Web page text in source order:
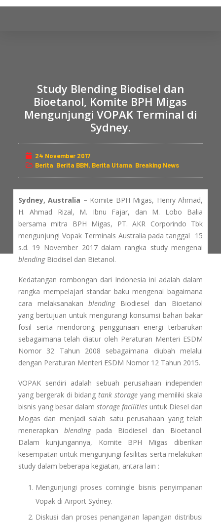
Study Blending Biodisel dan
Bioetanol, Komite BPH Migas
Mengunjungi VOPAK Terminal di
Sydney.
24 November 2017
Berita, Berita BBM, Berita Utama, Breaking News
Sydney, Australia – Komite BPH Migas, Henry Ahmad,
H. Ahmad Rizal, M. Ibnu Fajar, dan M. Lobo Balia
bersama mitra BPH Migas, PT. AKR Corporindo Tbk
mengunjungi Vopak Terminals Australia pada tanggal 15
s.d. 19 November 2017 dalam rangka study mengenai
blendingBiodisel dan Bietanol.
Kedatangan rombongan dari Indonesia ini adalah dalam
rangka mempelajari standar baku mengenai bagaimana
cara melaksanakanblending Biodiesel dan Bioetanol
yang bertujuan untuk mengurangi konsumsi bahan bakar
fosil serta mendorong penggunaan energi terbarukan
sebagaimana telah diatur oleh Peraturan Menteri ESDM
Nomor 32 Tahun 2008 sebagaimana diubah melalui
dengan Peraturan Menteri ESDM Nomor 12 Tahun 2015.
VOPAK sendiri adalah sebuah perusahaan independen
yang bergerak di bidang tank storage yang memiliki skala
bisnis yang besar dalam storage facilities untuk Diesel dan
Mogas dan menjadi salah satu perusahaan yang telah
menerapkan blendingpada Biodiesel dan Bioetanol.
Dalam kunjungannya, Komite BPH Migas diberikan
kesempatan untuk mengunjungi fasilitas serta melakukan
study dalam beberapa kegiatan, antara lain :
Mengunjungi proses comingle bisnis penyimpanan
Vopak di Airport Sydney.
Diskusi dan proses penanganan lapangan distribusi